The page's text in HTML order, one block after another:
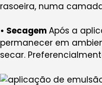
rasoeira, numa
• Secagem Após a
permanecer em
secar.